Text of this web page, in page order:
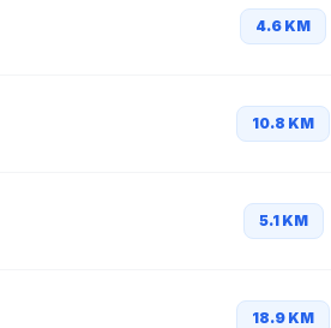
4.6 KM
10.8 KM
5.1 KM
18.9 KM